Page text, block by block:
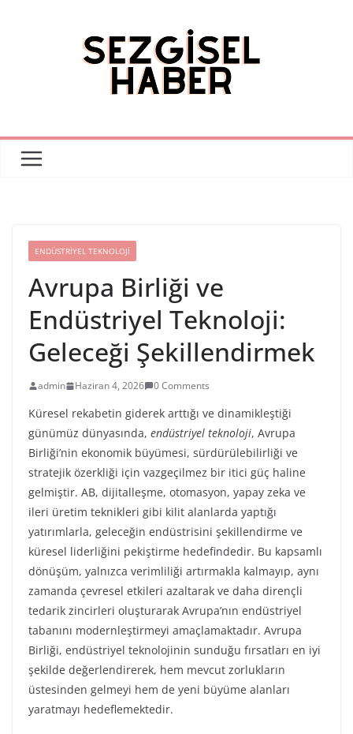
ENDÜSTRIYEL TEKNOLOJI
Avrupa Birliği ve
Endüstriyel Teknoloji:
Geleceği Şekillendirmek
admin Haziran 4, 2026 0 Comments
Küresel rekabetin giderek arttığı ve dinamikleştiği
günümüz dünyasında, endüstriyel teknoloji, Avrupa
Birliği’nin ekonomik büyümesi, sürdürülebilirliği ve
stratejik özerkliği için vazgeçilmez bir itici güç haline
gelmiştir. AB, dijitalleşme, otomasyon, yapay zeka ve
ileri üretim teknikleri gibi kilit alanlarda yaptığı
yatırımlarla, geleceğin endüstrisini şekillendirme ve
küresel liderliğini pekiştirme hedefindedir. Bu kapsamlı
dönüşüm, yalnızca verimliliği artırmakla kalmayıp, aynı
zamanda çevresel etkileri azaltarak ve daha dirençli
tedarik zincirleri oluşturarak Avrupa’nın endüstriyel
tabanını modernleştirmeyi amaçlamaktadır. Avrupa
Birliği, endüstriyel teknolojinin sunduğu fırsatları en iyi
şekilde değerlendirerek, hem mevcut zorlukların
üstesinden gelmeyi hem de yeni büyüme alanları
yaratmayı hedeflemektedir.